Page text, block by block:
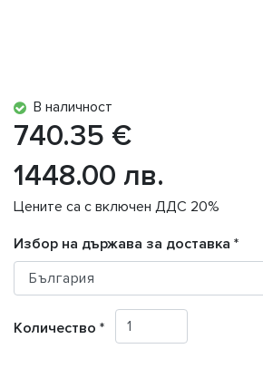
В наличност
740.35 €
1448.00 лв.
Цените са с включен ДДС 20%
Избор на държава за доставка *
Количество *